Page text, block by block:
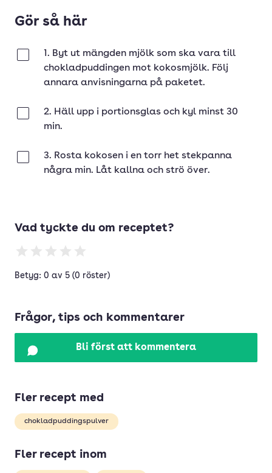
Gör så här
1. Byt ut mängden mjölk som ska vara till
chokladpuddingen mot kokosmjölk. Följ
annara anvisningarna på paketet.
2. Häll upp i portionsglas och kyl minst 30
min.
3. Rosta kokosen i en torr het stekpanna
några min. Låt kallna och strö över.
Vad tyckte du om receptet?
Betyg: 0 av 5 (0 röster)
Frågor, tips och kommentarer
Bli först att kommentera
Fler recept med
chokladpuddingspulver
Fler recept inom